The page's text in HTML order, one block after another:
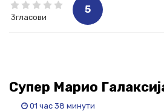
3гласови
5
Супер Марио
01 час 38 минути